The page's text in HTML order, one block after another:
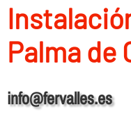
Palma de
info@fervalles.es